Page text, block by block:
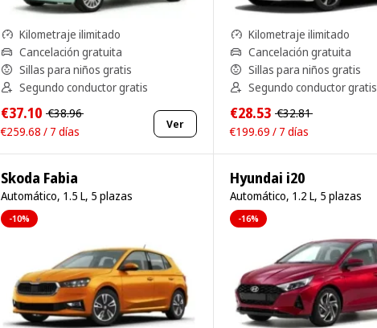
Kilometraje ilimitado
Cancelación gratuita
Sillas para niños gratis
Segundo conductor gratis
€37.10 €38.96
€259.68 / 7 días
Ver
Kilometraje ilimitado
Cancelación gratuita
Sillas para niños gratis
Segundo conductor gratis
€28.53 €32.81
€199.69 / 7 días
Skoda Fabia
Automático, 1.5 L, 5 plazas
-10%
Hyundai i20
Automático, 1.2 L, 5 plazas
-16%